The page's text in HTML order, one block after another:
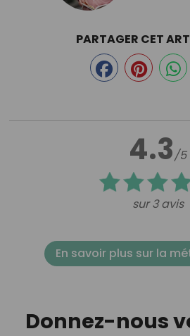
4.3/5
sur 3 avis
PARTAGER CET
En savoir plus sur la
Donnez-nous